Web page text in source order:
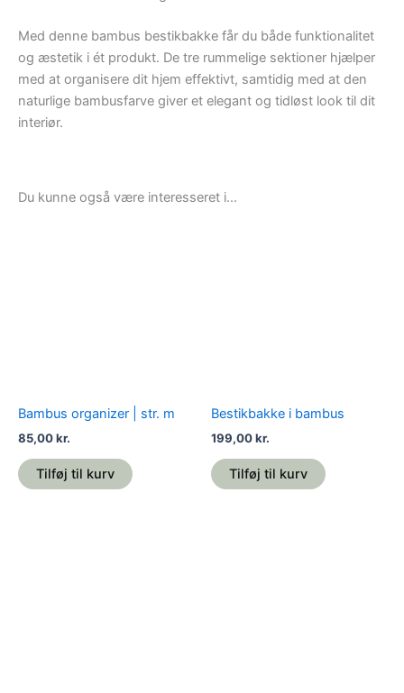
Med denne bambus bestikbakke får du både funktionalitet
og æstetik i ét produkt. De tre rummelige sektioner hjælper
med at organisere dit hjem effektivt, samtidig med at den
naturlige bambusfarve giver et elegant og tidløst look til dit
interiør.
Du kunne også være interesseret i…
Bambus organizer | str. m
85,00kr.
Tilføj til kurv
Bestikbakke i bambus
199,00kr.
Tilføj til kurv